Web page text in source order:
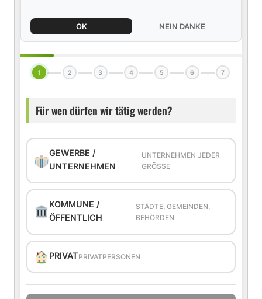
OK NEIN DANKE
1 2 3 4 5 6 7
Für wen dürfen wir tätig werden?
GEWERBE /
UNTERNEHMEN
UNTERNEHMEN JEDER
GRÖSSE
KOMMUNE /
ÖFFENTLICH
STÄDTE, GEMEINDEN,
BEHÖRDEN
PRIVATPRIVATPERSONEN